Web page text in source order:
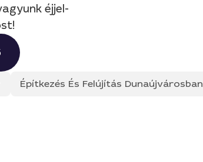
éjjel-
Építkezés És Felújítás Dunaújvárosban